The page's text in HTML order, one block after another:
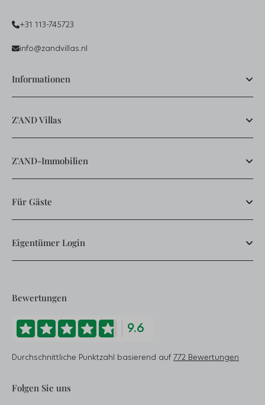
+31 113-745723
info@zandvillas.nl
Informationen
Z'AND Villas
Z'AND-Immobilien
Für Gäste
Eigentümer Login
Bewertungen
9.6
Durchschnittliche Punktzahl basierend auf 772 Bewertungen
Folgen Sie uns